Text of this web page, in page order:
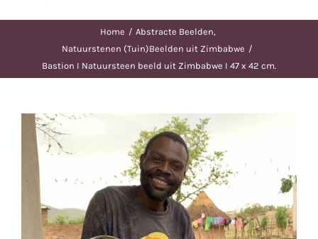
Home
Abstracte Beelden
Natuurstenen (Tuin)Beelden uit Zimbabwe
Bastion I Natuursteen beeld uit Zimbabwe I 47 x 42 cm.